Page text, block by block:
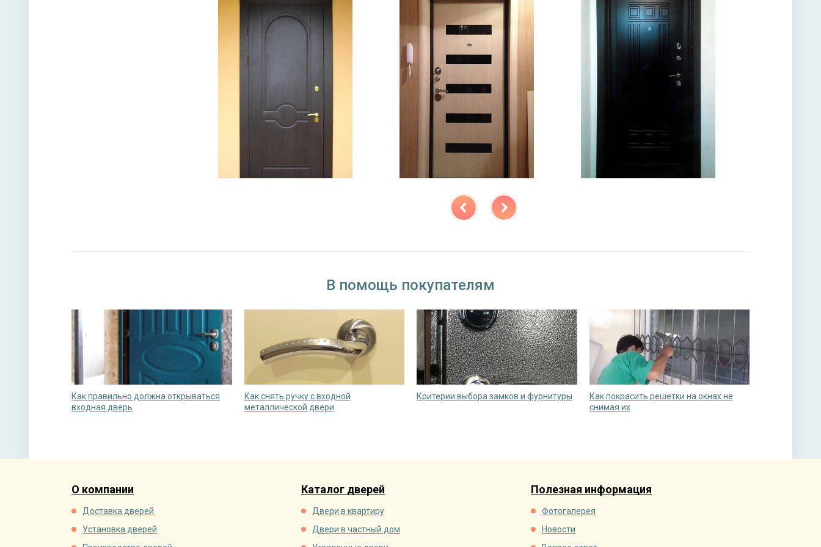
В помощь покупателям
Как правильно должна открываться
входная дверь
Как снять ручку с входной
металлической двери
Критерии выбора замков и фурнитуры
Как покрасить решетки на окнах не
снимая их
О компании
Доставка дверей
Установка дверей
Каталог дверей
Двери в квартиру
Двери в частный дом
Полезная информация
Фотогалерея
Новости